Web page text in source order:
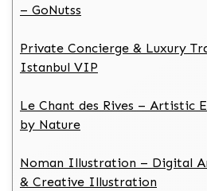
– GoNutss
Private Concierge & Luxury
Istanbul VIP
Le Chant des Rives – Artistic
by Nature
Noman Illustration – Digital
& Creative Illustration